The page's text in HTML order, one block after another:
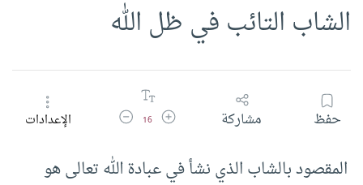
الشاب التائب في ظل الله
حفظ مشاركة زيادة حجم الخط
16 تقليل حجم الخطالإعدادات
المقصود بالشاب الذي نشأ في عبادة الله تعالى هو